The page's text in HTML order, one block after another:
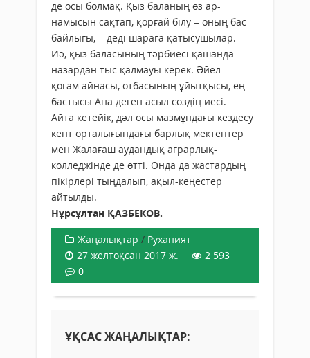
де осы болмақ. Қыз баланың өз ар-
намысын сақтап, қорғай білу – оның бас
байлығы, – деді шараға қатысушылар.
Иә, қыз баласының тәрбиесі қашанда
назардан тыс қалмауы керек. Әйел –
қоғам айнасы, отбасының ұйытқысы, ең
бастысы Ана деген асыл сөздің иесі.
Айта кетейік, дәл осы мазмұндағы кездесу
кент орталығындағы барлық мектептер
мен Жалағаш аудандық аграрлық-
колледжінде де өтті. Онда да жастардың
пікірлері тыңдалып, ақыл-кеңестер
айтылды.
Нұрсұлтан ҚАЗБЕКОВ.
Жаңалықтар / Руханият
27 желтоқсан 2017 ж.
2 593
0
ҰҚСАС ЖАҢАЛЫҚТАР: